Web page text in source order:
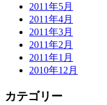
2011年5月
2011年4月
2011年3月
2011年2月
2011年1月
2010年12月
カテゴリー